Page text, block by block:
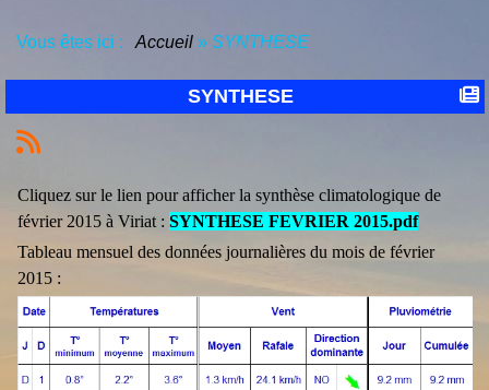
Vous êtes ici : Accueil » SYNTHESE
SYNTHESE
Cliquez sur le lien pour afficher la synthèse climatologique de
février 2015 à Viriat : SYNTHESE FEVRIER 2015.pdf
Tableau mensuel des données journalières du mois de février
2015 :